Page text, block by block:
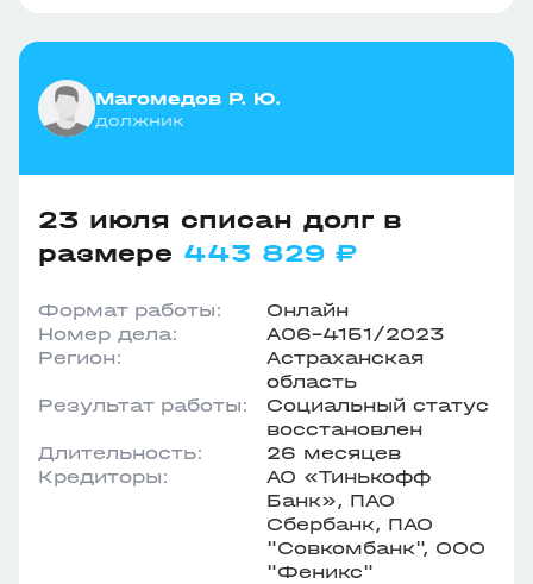
Магомедов Р. Ю.
должник
23 июля списан долг в
размере 443 829 ₽
Формат работы:
Онлайн
Номер дела:
А06-4151/2023
Регион:
Астраханская
область
Результат работы:
Социальный статус
восстановлен
Длительность:
26 месяцев
Кредиторы:
АО «Тинькофф
Банк», ПАО
Сбербанк, ПАО
"Совкомбанк", ООО
"Феникс"